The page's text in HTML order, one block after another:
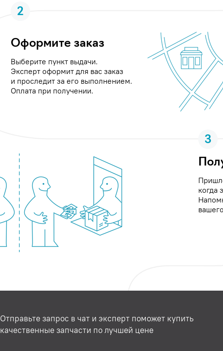
2
Оформите заказ
Выберите пункт выдачи.
Эксперт оформит для вас заказ
и проследит за его выполнением.
Оплата при получении.
3
когда
Отправьте запрос в чат и эксперт поможет купить
качественные запчасти по лучшей цене